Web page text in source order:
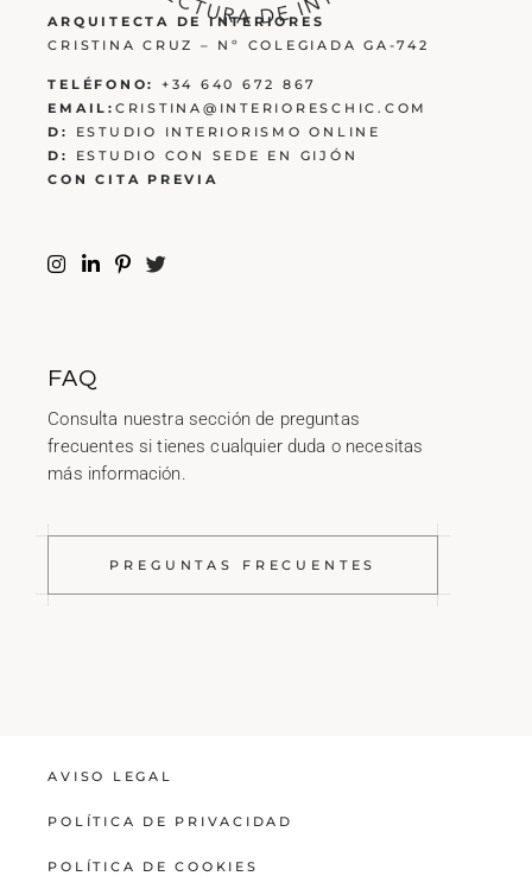
ARQUITECTA DE INTERIORES
CRISTINA CRUZ – Nº COLEGIADA GA-742
TELÉFONO:
+34 640 672 867
EMAIL: CRISTINA@INTERIORESCHIC.COM
D:
ESTUDIO INTERIORISMO ONLINE
D:
ESTUDIO CON SEDE EN GIJÓN
CON CITA PREVIA
FAQ
Consulta nuestra sección de preguntas
frecuentes si tienes cualquier duda o necesitas
más información.
PREGUNTAS FRECUENTES
AVISO LEGAL
POLÍTICA DE PRIVACIDAD
POLÍTICA DE COOKIES